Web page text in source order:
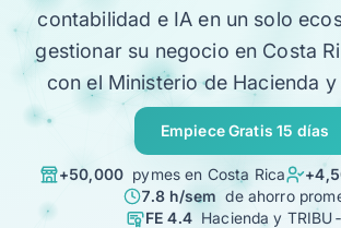
LO NUEVO DE ALEGRA
Conoce Alegra MCP
Planes
Soy Contador
contabilidad e IA en un solo
gestionar su negocio en Costa
con el Ministerio de Hacienda y
Empiece Gratis 15 días
+50,000 pymes en Costa Rica
7.8 h/sem de ahorro
FE 4.4 Hacienda y